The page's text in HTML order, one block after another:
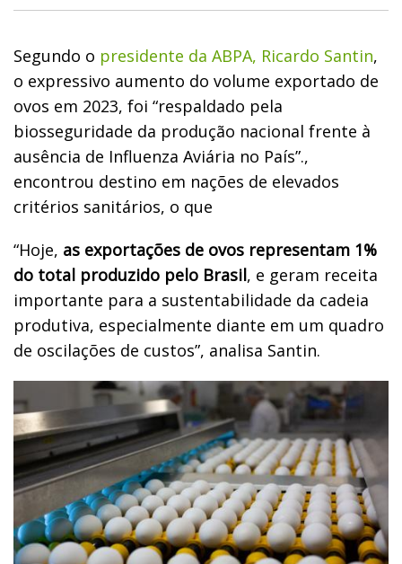
Segundo o presidente da ABPA, Ricardo Santin,
o expressivo aumento do volume exportado de
ovos em 2023, foi “respaldado pela
biosseguridade da produção nacional frente à
ausência de Influenza Aviária no País”.,
encontrou destino em nações de elevados
critérios sanitários, o que
“Hoje, as exportações de ovos representam 1%
do total produzido pelo Brasil, e geram receita
importante para a sustentabilidade da cadeia
produtiva, especialmente diante em um quadro
de oscilações de custos”, analisa Santin.